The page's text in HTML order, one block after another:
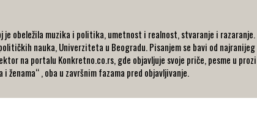
je obeležila muzika i politika, umetnost i realnost, stvaranje i
nauka, Univerziteta u Beogradu. Pisanjem se bavi od
na portalu Konkretno.co.rs, gde objavljuje svoje priče, pesme u
ženama“ , oba u završnim fazama pred objavljivanje.